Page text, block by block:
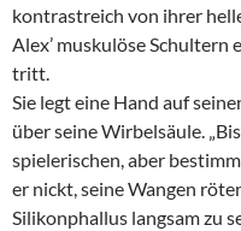
kontrastreich von ihrer
Alex’ muskulöse Schultern
tritt.
Sie legt eine Hand auf
über seine Wirbelsäule.
spielerischen, aber
er nickt, seine Wangen
Silikonphallus langsam zu